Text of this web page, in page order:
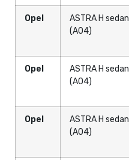
Opel
ASTRA H sedan
(A04)
Opel
ASTRA H sedan
(A04)
Opel
ASTRA H sedan
(A04)